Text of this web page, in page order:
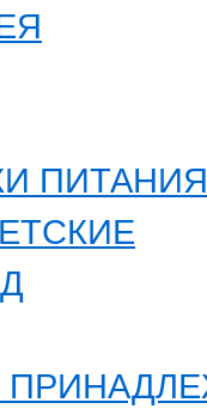
ПИТАНИЯ